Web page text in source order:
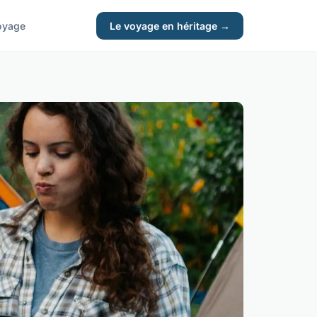
Le voyage en héritage →